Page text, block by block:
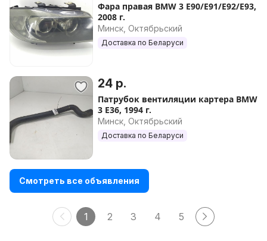
Фара правая BMW 3 E90/E91/E92/E93,
2008 г.
Минск, Октябрьский
Доставка по Беларуси
24 р.
Патрубок вентиляции картера BMW
3 E36, 1994 г.
Минск, Октябрьский
Доставка по Беларуси
Смотреть все объявления
1 2 3 4 5